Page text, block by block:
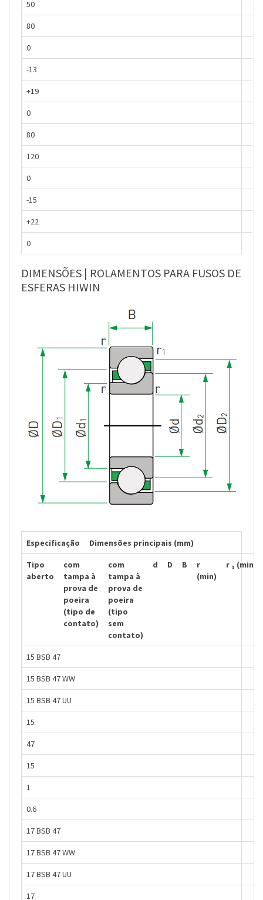
50
80
0
-13
+19
0
80
120
0
-15
+22
0
DIMENSÕES | ROLAMENTOS PARA FUSOS DE
ESFERAS HIWIN
Especificação Dimensões principais (mm)
Tipo
aberto
com
tampa à
prova de
poeira
(tipo de
contato)
com
tampa à
prova de
poeira
(tipo
sem
contato)
d D B
r
(min)
r 1 (min)
15 BSB 47
15 BSB 47 WW
15 BSB 47 UU
15
47
15
1
0.6
17 BSB 47
17 BSB 47 WW
17 BSB 47 UU
17